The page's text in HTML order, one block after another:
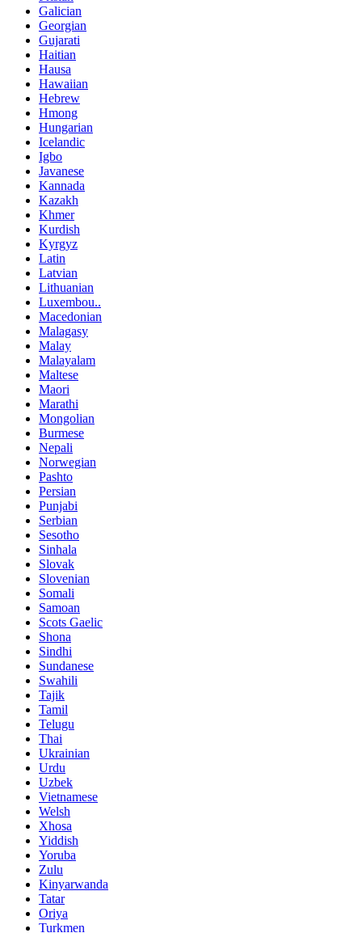
Galician
Georgian
Gujarati
Haitian
Hausa
Hawaiian
Hebrew
Hmong
Hungarian
Icelandic
Igbo
Javanese
Kannada
Kazakh
Khmer
Kurdish
Kyrgyz
Latin
Latvian
Lithuanian
Luxembou..
Macedonian
Malagasy
Malay
Malayalam
Maltese
Maori
Marathi
Mongolian
Burmese
Nepali
Norwegian
Pashto
Persian
Punjabi
Serbian
Sesotho
Sinhala
Slovak
Slovenian
Somali
Samoan
Scots Gaelic
Shona
Sindhi
Sundanese
Swahili
Tajik
Tamil
Telugu
Thai
Ukrainian
Urdu
Uzbek
Vietnamese
Welsh
Xhosa
Yiddish
Yoruba
Zulu
Kinyarwanda
Tatar
Oriya
Turkmen